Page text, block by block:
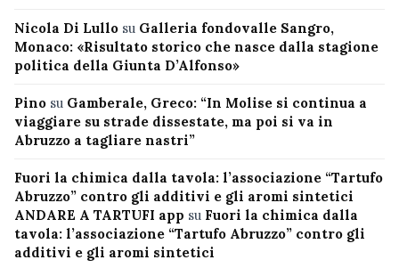
Nicola Di Lullo su Galleria fondovalle Sangro,
Monaco: «Risultato storico che nasce dalla stagione
politica della Giunta D’Alfonso»
Pino su Gamberale, Greco: “In Molise si continua a
viaggiare su strade dissestate, ma poi si va in
Abruzzo a tagliare nastri”
Fuori la chimica dalla tavola: l’associazione “Tartufo
Abruzzo” contro gli additivi e gli aromi sintetici
ANDARE A TARTUFI app su Fuori la chimica dalla
tavola: l’associazione “Tartufo Abruzzo” contro gli
additivi e gli aromi sintetici